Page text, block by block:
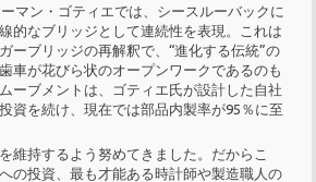
マン・ゴティエでは、シースルーバックに
的なブリッジとして連続性を表現。これは
ーブリッジの再解釈で、“進化する伝統”の
車が花びら状のオープンワークであるのも
ーブメントは、ゴティエ氏が設計した自社
資を続け、現在では部品内製率が95％に至
維持するよう努めてきました。だからこ
の投資、最も才能ある時計師や製造職人の